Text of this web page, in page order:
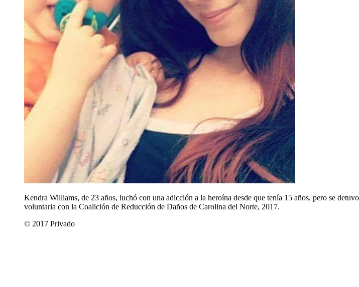
Kendra Williams, de 23 años, luchó con una adicción a la heroína desde que tenía 15 años, pero se
voluntaria con la Coalición de Reducción de Daños de Carolina del Norte, 2017.
© 2017 Privado